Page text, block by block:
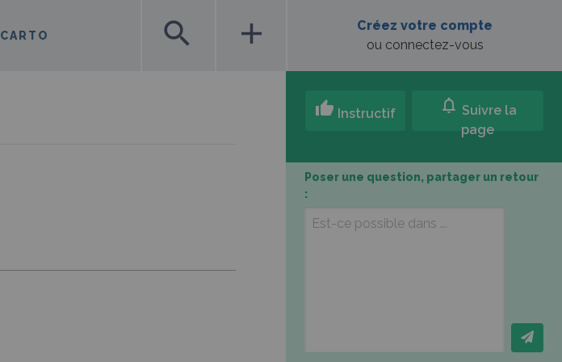
CARTO search add
Créez votre compte
ou connectez-vous
thumb_up Instructif notifications Suivre la
page
Poser une question, partager un retour
: